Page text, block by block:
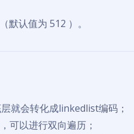
认值为 512 ）。
就会转化成linkedlist编码；
可以进行双向遍历；